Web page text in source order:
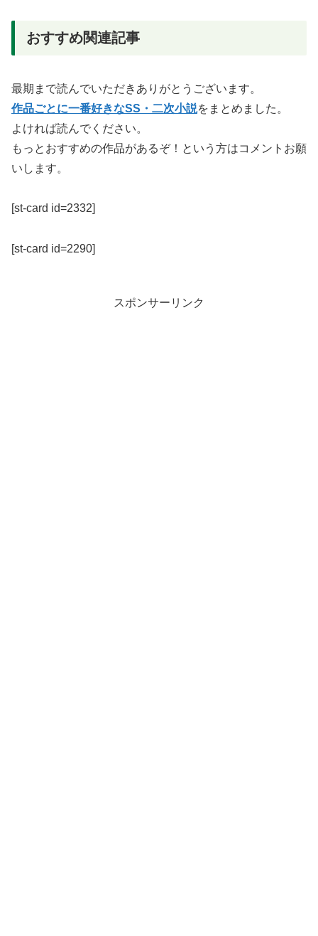
おすすめ関連記事
最期まで読んでいただきありがとうございます。
作品ごとに一番好きなSS・二次小説をまとめました。
よければ読んでください。
もっとおすすめの作品があるぞ！という方はコメントお願
いします。
[st-card id=2332]
[st-card id=2290]
スポンサーリンク